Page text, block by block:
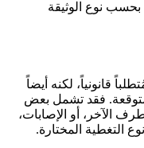
بحسب نوع الوثيقة
قانونياً، لكنه أيضاً
فقد تشمل بعض
الآخر، أو الإصابات،
التغطية المختارة.